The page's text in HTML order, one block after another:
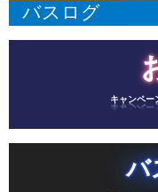
バスログ
キャンペー
バ